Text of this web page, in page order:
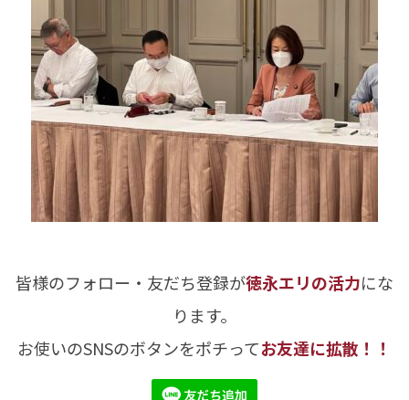
皆様のフォロー・友だち登録が徳永エリの活力にな
ります。
お使いのSNSのボタンをポチってお友達に拡散！！